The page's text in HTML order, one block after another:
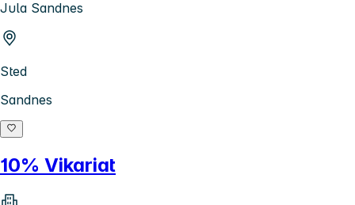
Jula Sandnes
Sted
Sandnes
10% Vikariat